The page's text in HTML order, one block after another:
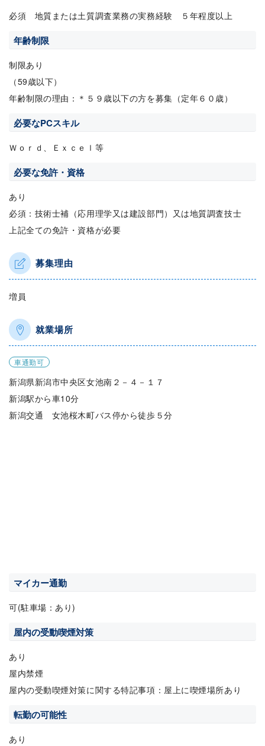
必須 地質または土質調査業務の実務経験 ５年程度以上
年齢制限
制限あり
（59歳以下）
年齢制限の理由：＊５９歳以下の方を募集（定年６０歳）
必要なPCスキル
Ｗｏｒｄ、Ｅｘｃｅｌ等
必要な免許・資格
あり
必須：技術士補（応用理学又は建設部門）又は地質調査技士
上記全ての免許・資格が必要
募集理由
増員
就業場所
車通勤可
新潟県新潟市中央区女池南２－４－１７
新潟駅から車10分
新潟交通 女池桜木町バス停から徒歩５分
マイカー通勤
可(駐車場：あり)
屋内の受動喫煙対策
あり
屋内禁煙
屋内の受動喫煙対策に関する特記事項：屋上に喫煙場所あり
転勤の可能性
あり